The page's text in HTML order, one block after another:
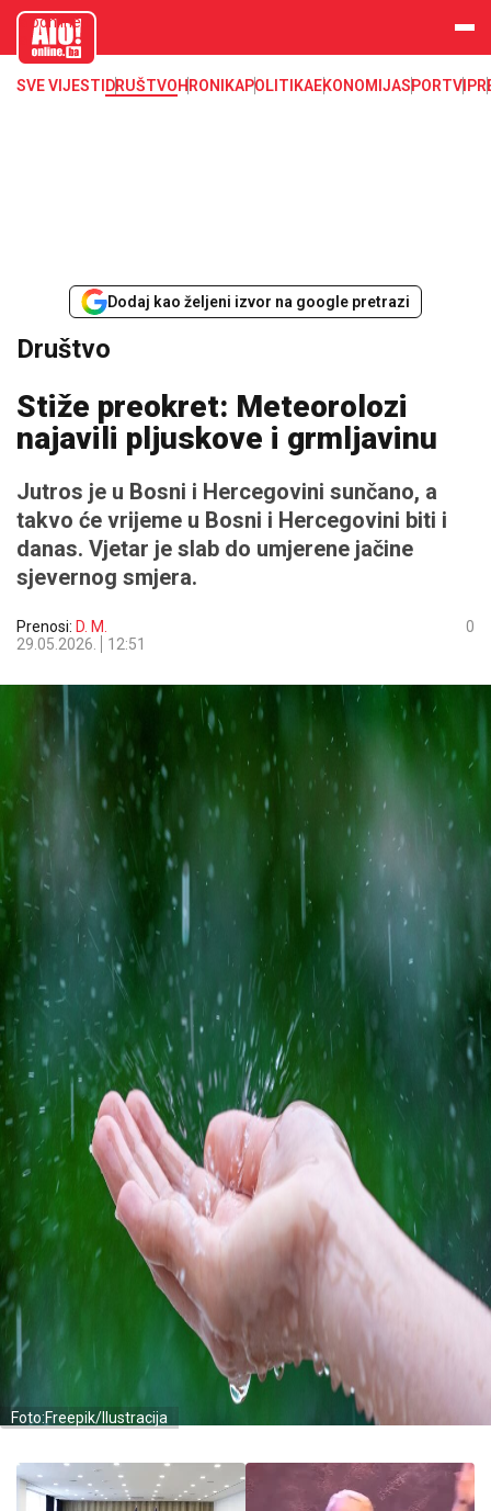
aloonline.b
SVE VIJESTI DRUŠTVOHRONIKAPOLITIKAEKONOMIJASPORTVIP
Dodaj kao željeni izvor na google pretrazi
Društvo
Stiže preokret: Meteorolozi
najavili pljuskove i grmljavinu
Jutros je u Bosni i Hercegovini sunčano, a
takvo će vrijeme u Bosni i Hercegovini biti i
danas. Vjetar je slab do umjerene jačine
sjevernog smjera.
Prenosi: D. M.
29.05.2026.
12:51
0
Foto:Freepik/Ilustracija